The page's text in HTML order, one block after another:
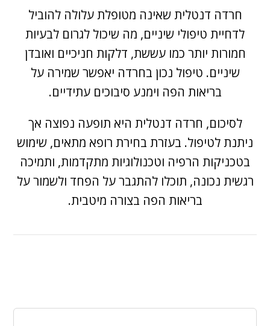
חרדה דנטלית שאינה מטופלת עלולה להוביל
לדחיית טיפולי שיניים, מה שיכול לגרום לבעיות
חמורות יותר כמו עששת, דלקות חניכיים ואובדן
שיניים. טיפול נכון בחרדה יאפשר שמירה על
בריאות הפה וימנע סיבוכים עתידיים.
לסיכום, חרדה דנטלית היא תופעה נפוצה אך
ניתנת לטיפול. בעזרת בחירת רופא מתאים, שימוש
בטכניקות הרפיה וטכנולוגיות מתקדמות, ותמיכה
רגשית נכונה, תוכלו להתגבר על הפחד ולשמור על
בריאות הפה בצורה מיטבית.